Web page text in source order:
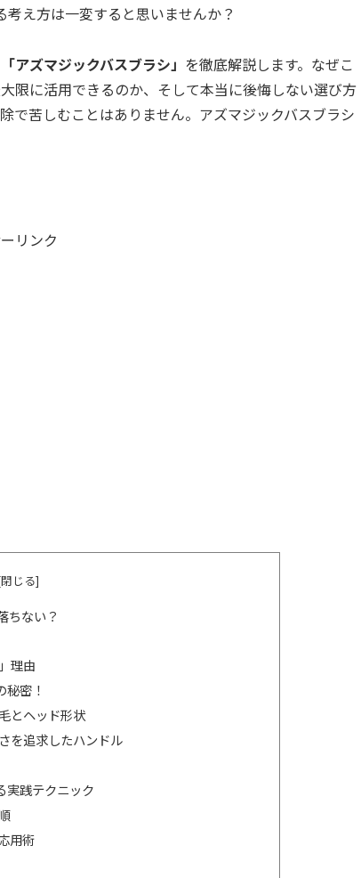
え方は一変すると思いませんか？
「アズマジックバスブラシ」 を徹底解説します。なぜこ
限に活用できるのか、そして本当に後悔しない選び方
で苦しむことはありません。アズマジックバスブラシ
リンク
ちない？
理由
密！
とヘッド形状
を追求したハンドル
実践テクニック
用術